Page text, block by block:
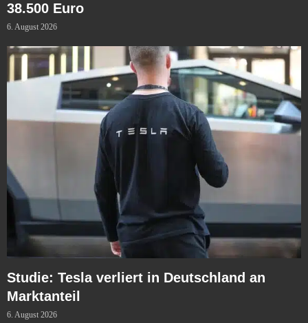
38.500 Euro
6. August 2026
Studie: Tesla verliert in Deutschland an
Marktanteil
6. August 2026